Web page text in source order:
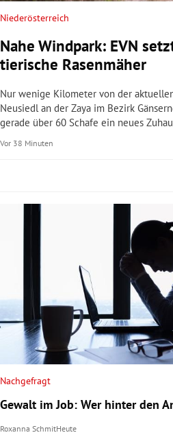
Untermenü
Untermenü
Untermenü
Untermenü
Untermenü
Niederösterreich
Nahe Windpark: EVN
tierische Rasenmäher
Nur wenige Kilometer von der
Neusiedl an der Zaya im Bezirk
gerade über 60 Schafe ein neues
Vor 38 Minuten
Nachgefragt
Gewalt im Job: Wer hinter den
Roxanna SchmitHeute